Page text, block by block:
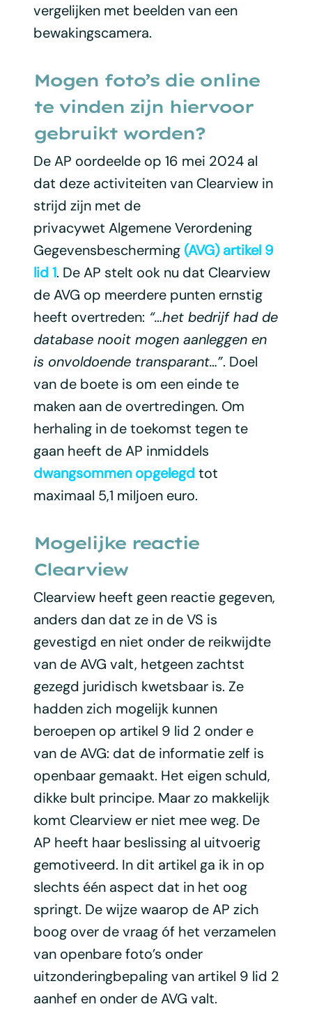
vergelijken met beelden van een
bewakingscamera.
Mogen foto’s die online
te vinden zijn hiervoor
gebruikt worden?
De AP oordeelde op 16 mei 2024 al
dat deze activiteiten van Clearview in
strijd zijn met de
privacywet Algemene Verordening
Gegevensbescherming (AVG) artikel 9
lid 1. De AP stelt ook nu dat Clearview
de AVG op meerdere punten ernstig
heeft overtreden: “…het bedrijf had de
database nooit mogen aanleggen en
is onvoldoende transparant…”. Doel
van de boete is om een einde te
maken aan de overtredingen. Om
herhaling in de toekomst tegen te
gaan heeft de AP inmiddels
dwangsommen opgelegd tot
maximaal 5,1 miljoen euro.
Mogelijke reactie
Clearview
Clearview heeft geen reactie gegeven,
anders dan dat ze in de VS is
gevestigd en niet onder de reikwijdte
van de AVG valt, hetgeen zachtst
gezegd juridisch kwetsbaar is. Ze
hadden zich mogelijk kunnen
beroepen op artikel 9 lid 2 onder e
van de AVG: dat de informatie zelf is
openbaar gemaakt. Het eigen schuld,
dikke bult principe. Maar zo makkelijk
komt Clearview er niet mee weg. De
AP heeft haar beslissing al uitvoerig
gemotiveerd. In dit artikel ga ik in op
slechts één aspect dat in het oog
springt. De wijze waarop de AP zich
boog over de vraag óf het verzamelen
van openbare foto’s onder
uitzonderingbepaling van artikel 9 lid 2
aanhef en onder de AVG valt.